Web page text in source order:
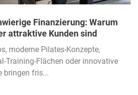
Finanzierung: Warum
attraktive Kunden sind
moderne Pilates-Konzepte,
Training-Flächen oder innovative
bringen fris...